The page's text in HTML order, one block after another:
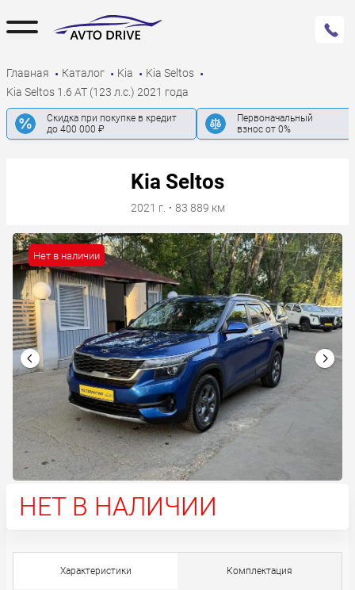
Главная Каталог Kia
Kia Seltos
Kia Seltos 1.6 AT (123 л.с.) 2021 года
Скидка при покупке в кредит
до 400 000 ₽
Первоначальный
взнос от 0%
НЕТ В НАЛИЧИИ
Kia Seltos
2021 г. · 83 889 км
Нет в наличии
Характеристики Комплектация